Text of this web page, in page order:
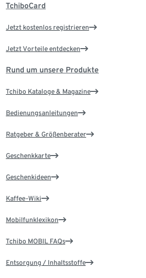
TchiboCard
Jetzt kostenlos registrieren
Jetzt Vorteile entdecken
Rund um unsere Produkte
Tchibo Kataloge & Magazine
Bedienungsanleitungen
Ratgeber & Größenberater
Geschenkkarte
Geschenkideen
Kaffee-Wiki
Mobilfunklexikon
Tchibo MOBIL FAQs
Entsorgung / Inhaltsstoffe